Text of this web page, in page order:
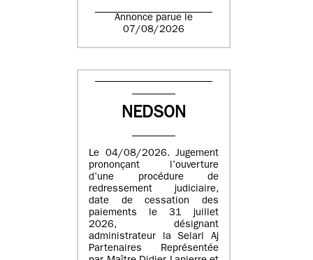
Annonce parue le
07/08/2026
NEDSON
Le 04/08/2026. Jugement
prononçant l’ouverture
d’une procédure de
redressement judiciaire,
date de cessation des
paiements le 31 juillet
2026, désignant
administrateur la Selarl Aj
Partenaires Représentée